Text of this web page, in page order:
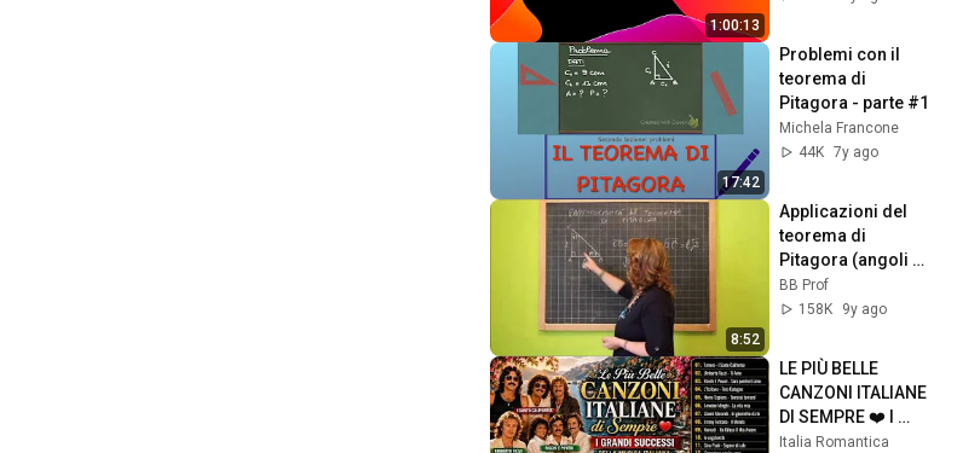
1:00:13
17:42
Problemi con il
teorema di
Pitagora - parte #1
Michela Francone
44K 7y ago
8:52
Applicazioni del
teorema di
Pitagora (angoli
30°, 45°, 60°)
BB Prof
158K
9y ago
LE PIÙ BELLE
CANZONI ITALIANE
DI SEMPRE ❤️ I
GRANDI SUCCESSI
Italia Romantica